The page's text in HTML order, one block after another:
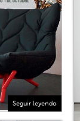
Seguir leyendo